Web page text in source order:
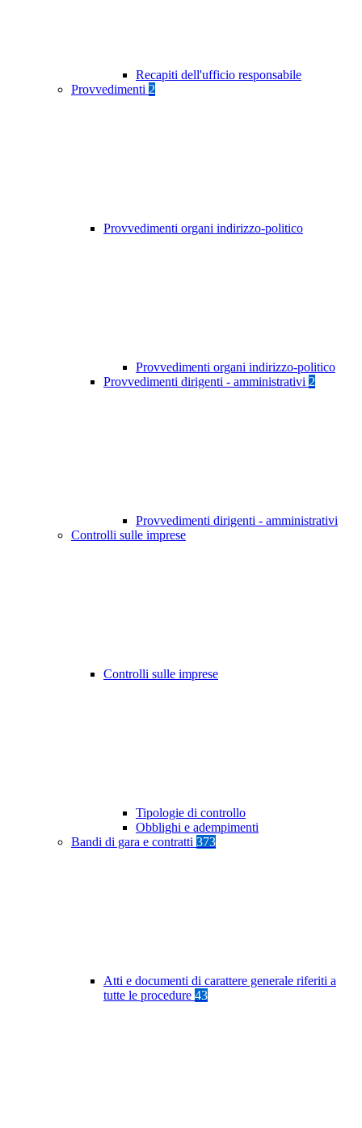
Recapiti dell'ufficio responsabile
Provvedimenti 2
Provvedimenti organi indirizzo-politico
Provvedimenti organi indirizzo-politico
Provvedimenti dirigenti - amministrativi 2
Provvedimenti dirigenti - amministrativi
Controlli sulle imprese
Controlli sulle imprese
Tipologie di controllo
Obblighi e adempimenti
Bandi di gara e contratti 373
Atti e documenti di carattere generale riferiti a
tutte le procedure 43